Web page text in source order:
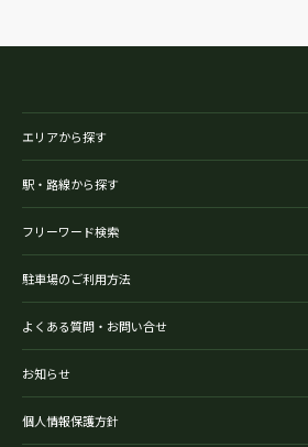
エリアから探す
駅・路線から探す
フリーワード検索
駐車場のご利用方法
よくある質問・お問い合せ
お知らせ
個人情報保護方針